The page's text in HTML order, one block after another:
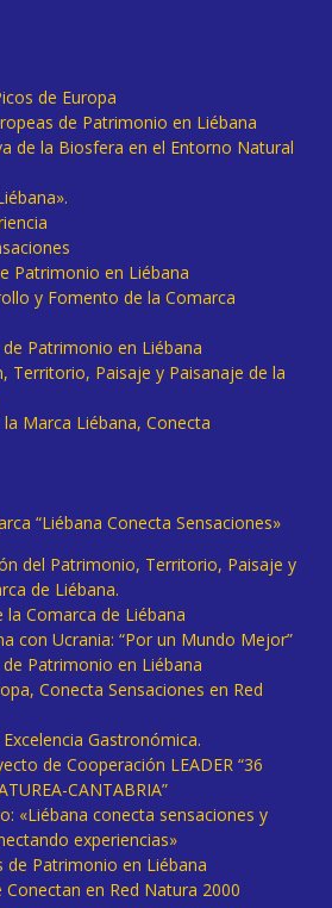
de Europa
de Patrimonio en Liébana
de la Biosfera en el Entorno Natural
Patrimonio en Liébana
y Fomento de la Comarca
Patrimonio en Liébana
Territorio, Paisaje y Paisanaje de la
Marca Liébana, Conecta
“Liébana Conecta Sensaciones»
del Patrimonio, Territorio, Paisaje y
de Liébana.
Comarca de Liébana
con Ucrania: “Por un Mundo Mejor”
de Patrimonio en Liébana
Conecta Sensaciones en Red
Gastronómica.
de Cooperación LEADER “36
CANTABRIA”
«Liébana conecta sensaciones y
experiencias»
de Patrimonio en Liébana
Conectan en Red Natura 2000